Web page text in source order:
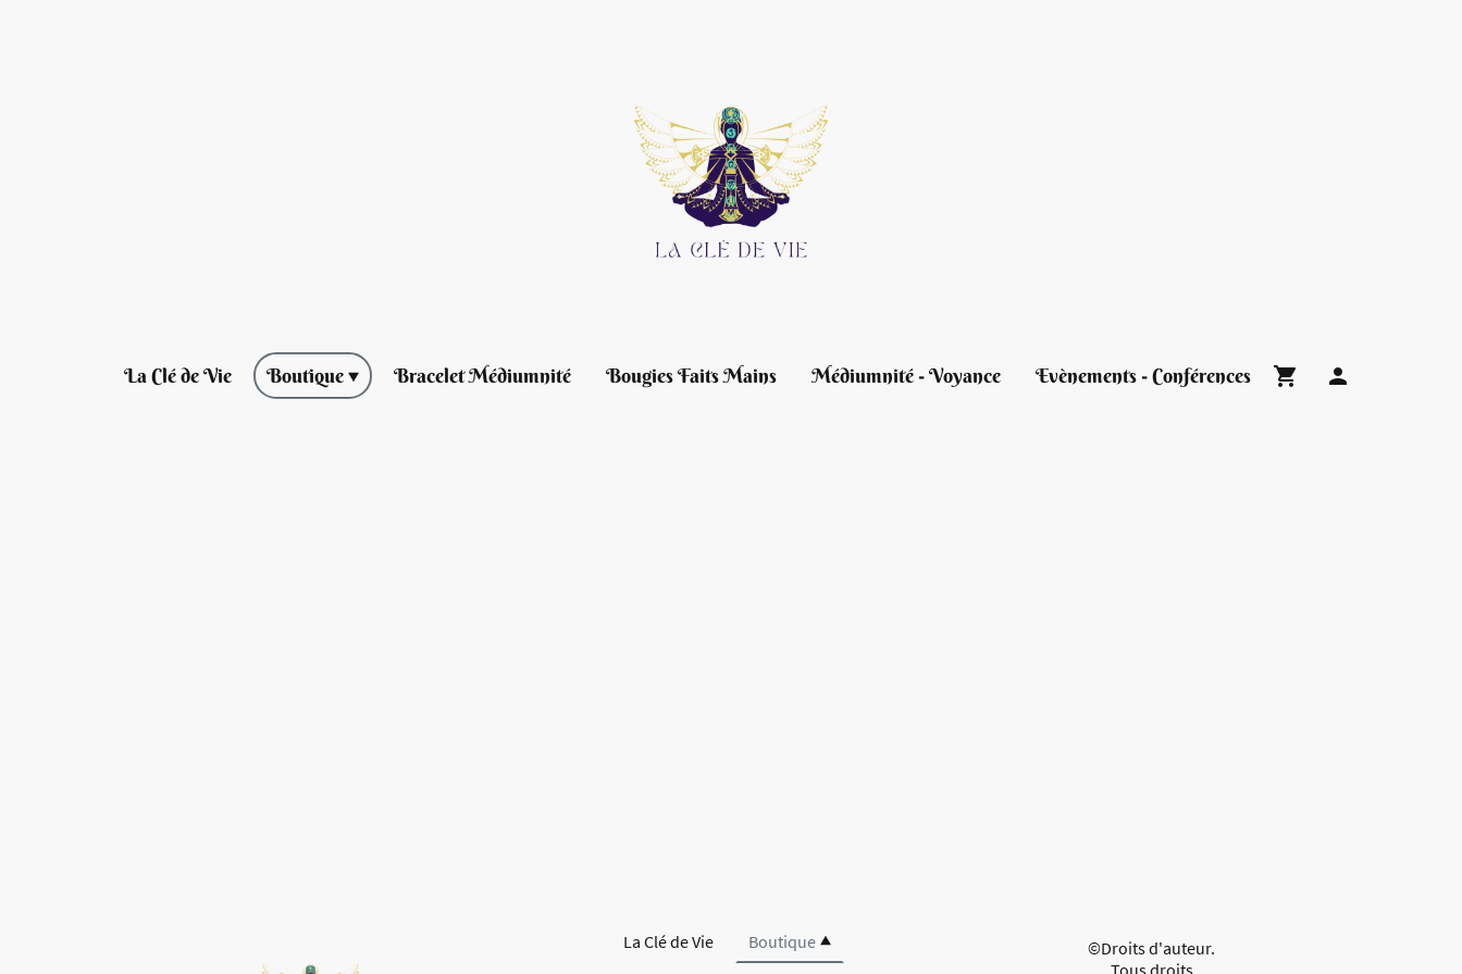
La Clé de Vie Boutique Bracelet Médiumnité Bougies Faits Mains Médiumnité - Voyance Evènements - Conférences
La Clé de Vie Boutique
©Droits d'auteur.